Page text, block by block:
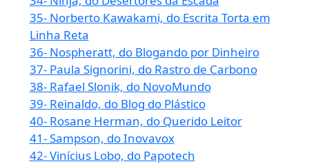
35- Norberto Kawakami, do Escrita Torta em
Linha Reta
36- Nospheratt, do Blogando por Dinheiro
37- Paula Signorini, do Rastro de Carbono
38- Rafael Slonik, do NovoMundo
39- Reinaldo, do Blog do Plástico
40- Rosane Herman, do Querido Leitor
41- Sampson, do Inovavox
42- Vinícius Lobo, do Papotech